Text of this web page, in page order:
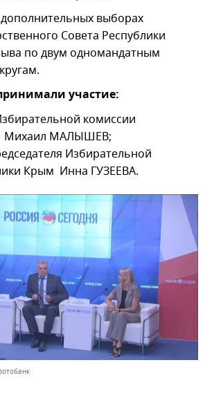
выборах
Совета Республики
по двум одномандатным
участие:
комиссии
Михаил МАЛЫШЕВ;
Избирательной
Крым Инна ГУЗЕЕВА.